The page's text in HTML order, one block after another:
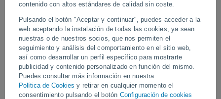
contenido con altos estándares de calidad sin coste.
Pulsando el botón "Aceptar y continuar", puedes acceder a la
web aceptando la instalación de todas las cookies, ya sean
nuestras o de nuestros socios, que nos permiten el
seguimiento y análisis del comportamiento en el sitio web,
así como desarrollar un perfil específico para mostrarte
publicidad y contenido personalizado en función del mismo.
Puedes consultar más información en nuestra
Política de Cookies y retirar en cualquier momento el
consentimiento pulsando el botón Configuración de cookies
El Huracán Gabrielle azota Azores,
Portugal. Dejó a su paso por las islas
vientos extremos y un gran temporal
de mar
Tras cruzar el archipiélago portugués, Gabrielle se ha
transformado en un ciclón postropical que impactará en la
Península Ibérica.